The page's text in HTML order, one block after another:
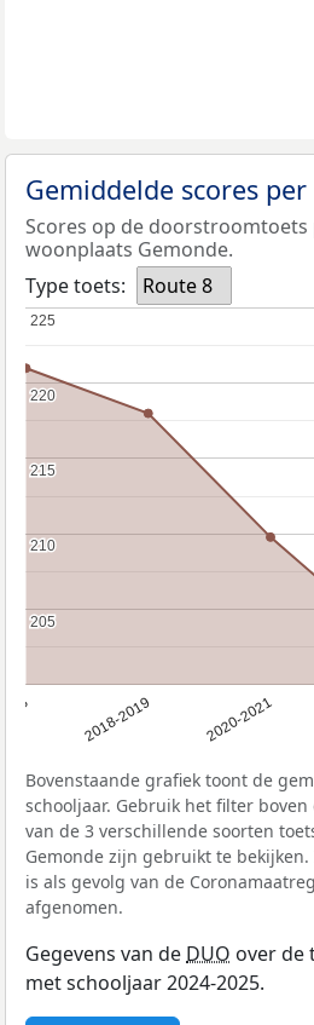
Gemiddelde scores
Scores op de doorstroomtoets
woonplaats Gemonde.
Type toets:
Route 8
2018-2019 2020-2021
205
205
210
210
215
215
220
220
225
225
Bovenstaande grafiek toont de
schooljaar. Gebruik het filter
van de 3 verschillende soorten
Gemonde zijn gebruikt te
is als gevolg van de
afgenomen.
Gegevens van deDUO over de
met schooljaar 2024-2025.